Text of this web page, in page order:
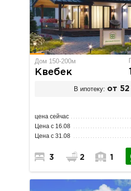
Дом 150-200м
Квебек
В ипотеку: от
цена сейчас
Цена с 16.08
Цена с 31.08
3 2 1